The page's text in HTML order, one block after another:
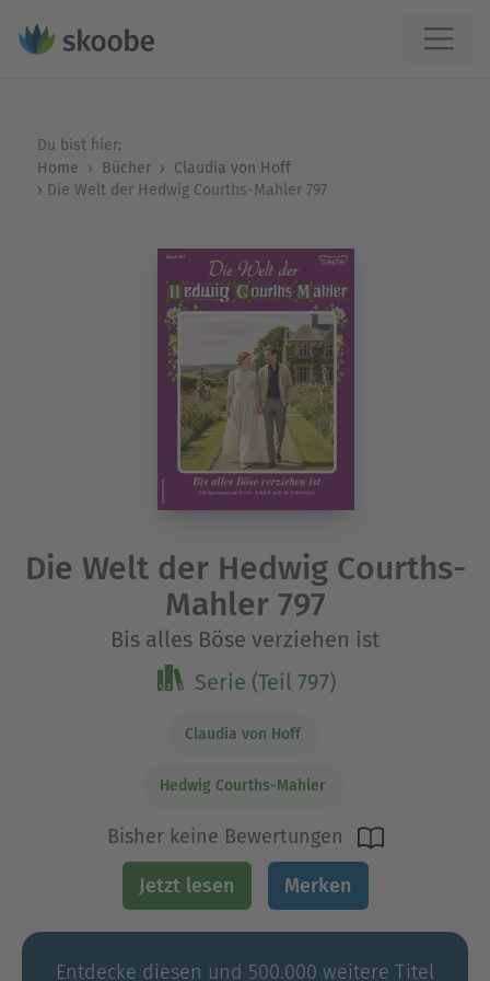
Du bist hier:
Home
Bücher
Claudia von Hoff
Die Welt der Hedwig Courths-Mahler 797
Die Welt der Hedwig Courths-
Mahler 797
Bis alles Böse verziehen ist
Serie (Teil 797)
Claudia von Hoff
Hedwig Courths-Mahler
Bisher keine Bewertungen
Jetzt lesen Merken
Entdecke diesen und 500.000 weitere Titel